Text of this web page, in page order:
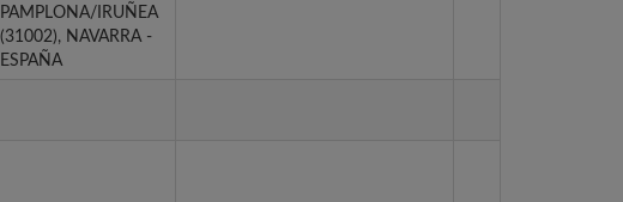
PAMPLONA/IRUÑEA
(31002), NAVARRA -
ESPAÑA